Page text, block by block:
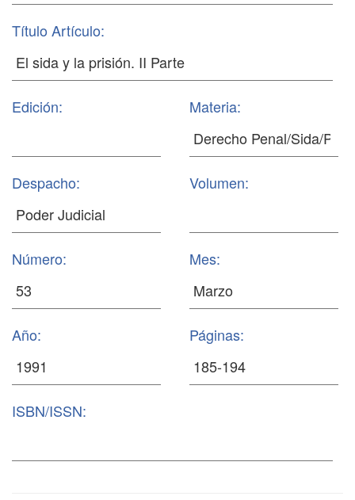
Título Artículo:
Edición: Materia:
Despacho: Volumen:
Número: Mes:
Año: Páginas:
ISBN/ISSN: